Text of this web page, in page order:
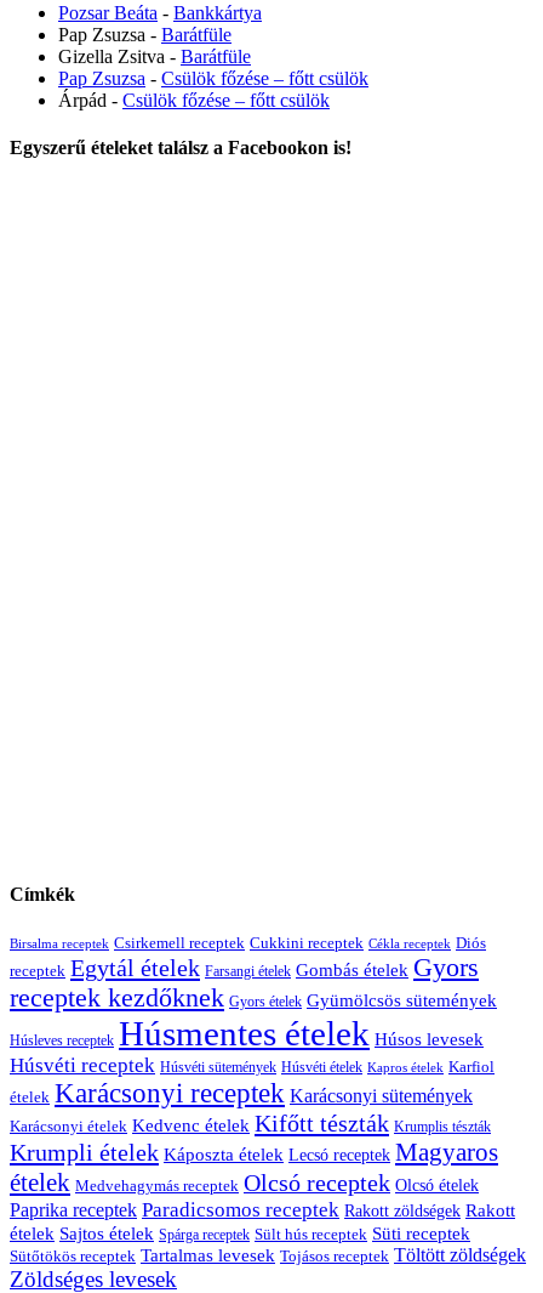
Pozsar Beáta - Bankkártya
Pap Zsuzsa - Barátfüle
Gizella Zsitva - Barátfüle
Pap Zsuzsa - Csülök főzése – főtt csülök
Árpád - Csülök főzése – főtt csülök
Egyszerű ételeket találsz a Facebookon is!
Címkék
Birsalma receptek Csirkemell receptek Cukkini receptek Cékla receptek Diós
receptek Egytál ételek Farsangi ételek Gombás ételek Gyors
receptek kezdőknek Gyors ételek Gyümölcsös sütemények
Húsleves receptek Húsmentes ételek Húsos levesek
Húsvéti receptek Húsvéti sütemények Húsvéti ételek Kapros ételek Karfiol
ételek Karácsonyi receptek Karácsonyi sütemények
Karácsonyi ételek Kedvenc ételek Kifőtt tészták Krumplis tészták
Krumpli ételek Káposzta ételek Lecsó receptek Magyaros
ételek Medvehagymás receptek Olcsó receptek Olcsó ételek
Paprika receptek Paradicsomos receptek Rakott zöldségek Rakott
ételek Sajtos ételek Spárga receptek Sült hús receptek Süti receptek
Sütőtökös receptek Tartalmas levesek Tojásos receptek Töltött zöldségek
Zöldséges levesek